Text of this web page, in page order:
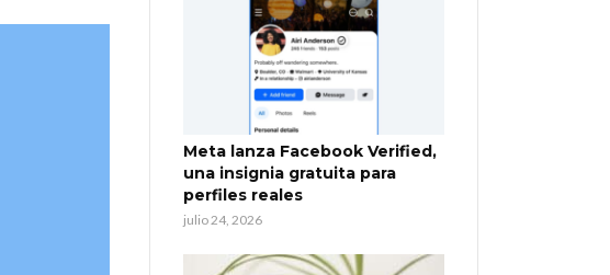
Meta lanza Facebook Verified,
una insignia gratuita para
perfiles reales
julio 24, 2026